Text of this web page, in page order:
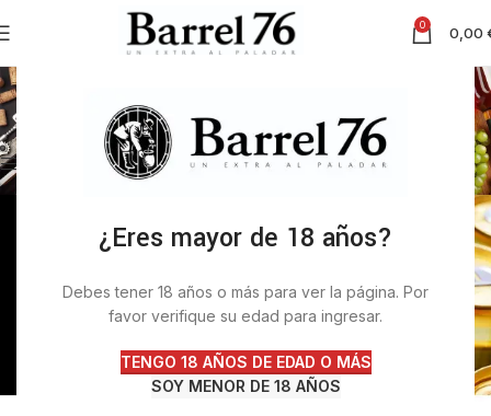
¿Eres mayor de 18 años?
Debes tener 18 años o más para ver la página. Por
favor verifique su edad para ingresar.
TENGO 18 AÑOS DE EDAD O MÁS
SOY MENOR DE 18 AÑOS
0 0,00
Inicio Refrescos, Cervezas e Infusiones Cervezas
Mostrar barra lateral